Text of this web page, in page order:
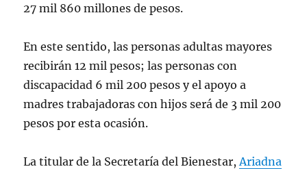
27 mil 860 millones de pesos.
En este sentido, las personas adultas mayores
recibirán 12 mil pesos; las personas con
discapacidad 6 mil 200 pesos y el apoyo a
madres trabajadoras con hijos será de 3 mil 200
pesos por esta ocasión.
La titular de la Secretaría del Bienestar, Ariadna